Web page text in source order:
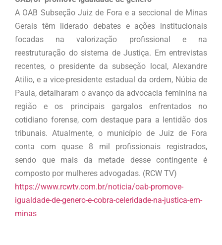
A OAB Subseção Juiz de Fora e a seccional de Minas
Gerais têm liderado debates e ações institucionais
focadas na valorização profissional e na
reestruturação do sistema de Justiça. Em entrevistas
recentes, o presidente da subseção local, Alexandre
Atilio, e a vice-presidente estadual da ordem, Núbia de
Paula, detalharam o avanço da advocacia feminina na
região e os principais gargalos enfrentados no
cotidiano forense, com destaque para a lentidão dos
tribunais. Atualmente, o município de Juiz de Fora
conta com quase 8 mil profissionais registrados,
sendo que mais da metade desse contingente é
composto por mulheres advogadas. (RCW TV)
https://www.rcwtv.com.br/noticia/oab-promove-
igualdade-de-genero-e-cobra-celeridade-na-justica-em-
minas